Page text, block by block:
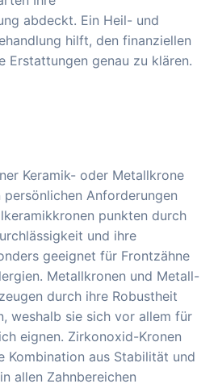
abdeckt. Ein Heil- und
hilft, den finanziellen
Erstattungen genau zu klären.
Keramik- oder Metallkrone
Anforderungen
punkten durch
und ihre
geeignet für Frontzähne
Metallkronen und Metall-
durch ihre Robustheit
weshalb sie sich vor allem für
eignen. Zirkonoxid-Kronen
Kombination aus Stabilität und
allen Zahnbereichen